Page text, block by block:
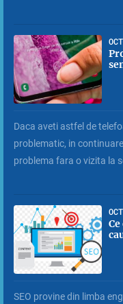
Daca aveti astfel de
problematic, in
problema fara o vizita la
SEO provine din limba